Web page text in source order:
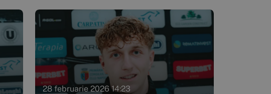
28 februarie 2026 14:23